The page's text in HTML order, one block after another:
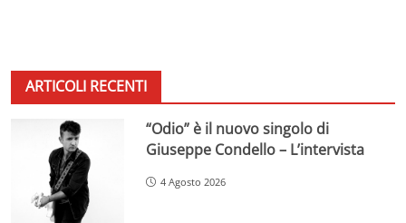
ARTICOLI RECENTI
“Odio” è il nuovo singolo di
Giuseppe Condello – L’intervista
4 Agosto 2026